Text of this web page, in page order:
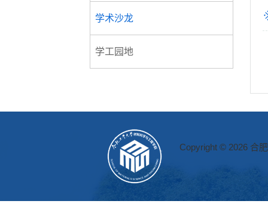
学术沙龙
学工园地
Copyright © 2026 合